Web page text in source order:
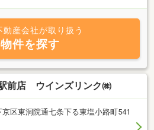
動産会社が取り扱う
件を探す
前店 ウインズリンク㈱
区東洞院通七条下る東塩小路町541